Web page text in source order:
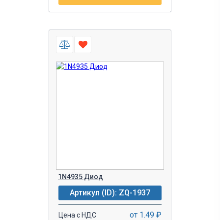
1N4935 Диод
Артикул (ID): ZQ-1937
Цена с НДС от 1.49 ₽